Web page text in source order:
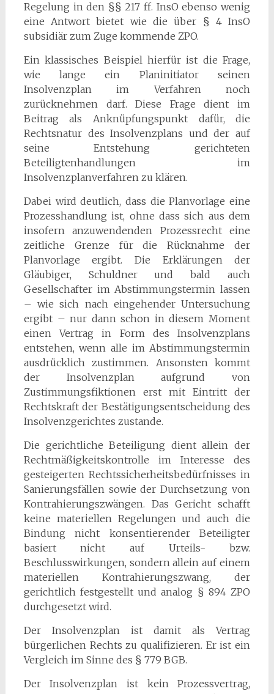
Regelung in den §§ 217 ff. InsO ebenso wenig
eine Antwort bietet wie die über § 4 InsO
subsidiär zum Zuge kommende ZPO.
Ein klassisches Beispiel hierfür ist die Frage,
wie lange ein Planinitiator seinen
Insolvenzplan im Verfahren noch
zurücknehmen darf. Diese Frage dient im
Beitrag als Anknüpfungspunkt dafür, die
Rechtsnatur des Insolvenzplans und der auf
seine Entstehung gerichteten
Beteiligtenhandlungen im
Insolvenzplanverfahren zu klären.
Dabei wird deutlich, dass die Planvorlage eine
Prozesshandlung ist, ohne dass sich aus dem
insofern anzuwendenden Prozessrecht eine
zeitliche Grenze für die Rücknahme der
Planvorlage ergibt. Die Erklärungen der
Gläubiger, Schuldner und bald auch
Gesellschafter im Abstimmungstermin lassen
– wie sich nach eingehender Untersuchung
ergibt – nur dann schon in diesem Moment
einen Vertrag in Form des Insolvenzplans
entstehen, wenn alle im Abstimmungstermin
ausdrücklich zustimmen. Ansonsten kommt
der Insolvenzplan aufgrund von
Zustimmungsfiktionen erst mit Eintritt der
Rechtskraft der Bestätigungsentscheidung des
Insolvenzgerichtes zustande.
Die gerichtliche Beteiligung dient allein der
Rechtmäßigkeitskontrolle im Interesse des
gesteigerten Rechtssicherheitsbedürfnisses in
Sanierungsfällen sowie der Durchsetzung von
Kontrahierungszwängen. Das Gericht schafft
keine materiellen Regelungen und auch die
Bindung nicht konsentierender Beteiligter
basiert nicht auf Urteils- bzw.
Beschlusswirkungen, sondern allein auf einem
materiellen Kontrahierungszwang, der
gerichtlich festgestellt und analog § 894 ZPO
durchgesetzt wird.
Der Insolvenzplan ist damit als Vertrag
bürgerlichen Rechts zu qualifizieren. Er ist ein
Vergleich im Sinne des § 779 BGB.
Der Insolvenzplan ist kein Prozessvertrag,